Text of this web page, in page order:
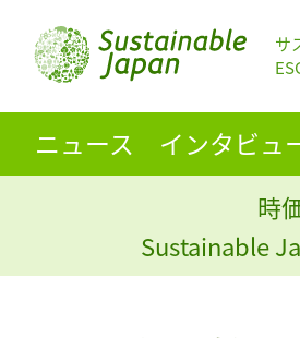
サ
ニュース インタビュ
時
Sustainable